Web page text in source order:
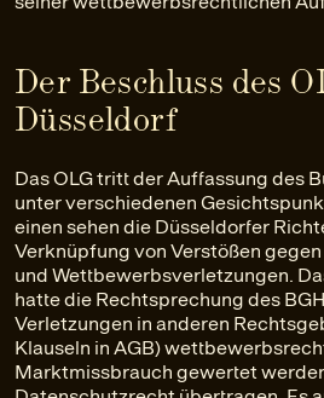
Der Beschluss des
Düsseldorf
Das OLG tritt der Auffassung des
unter verschiedenen
einen sehen die Düsseldorfer
Verknüpfung von Verstößen
und Wettbewerbsverletzungen.
hatte die Rechtsprechung des
Verletzungen in anderen
Klauseln in AGB)
Marktmissbrauch gewertet